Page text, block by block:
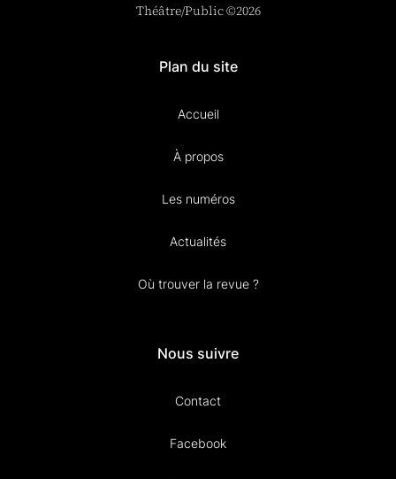
Théâtre/Public ©2026
Plan du site
Accueil
À propos
Les numéros
Actualités
Où trouver la revue ?
Nous suivre
Contact
Facebook